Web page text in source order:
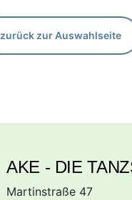
zurück zur Auswahlseite
AKE - DIE
Martinstraße 47